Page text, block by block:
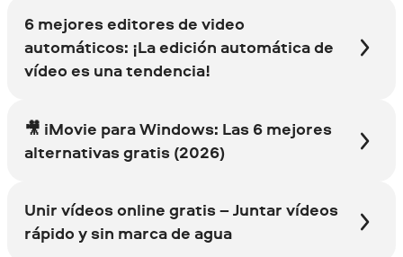
6 mejores editores de video
automáticos: ¡La edición automática de
vídeo es una tendencia!
🎥 iMovie para Windows: Las 6 mejores
alternativas gratis (2026)
Unir vídeos online gratis – Juntar vídeos
rápido y sin marca de agua